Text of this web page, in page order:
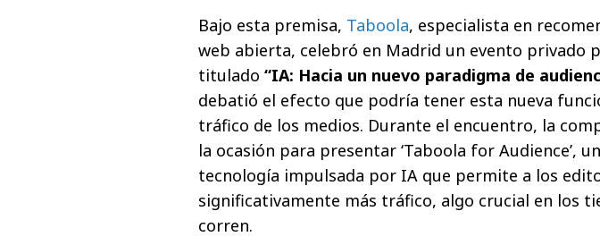
Bajo esta premisa, Taboola, especialista en
web abierta, celebró en Madrid un evento privado
titulado “IA: Hacia un nuevo paradigma de
debatió el efecto que podría tener esta nueva
tráfico de los medios. Durante el encuentro, la
la ocasión para presentar ‘Taboola for Audience’,
tecnología impulsada por IA que permite a los
significativamente más tráfico, algo crucial en los
corren.